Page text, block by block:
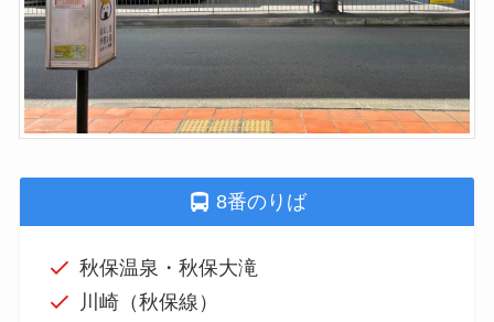
8番のりば
秋保温泉・秋保大滝
川崎（秋保線）